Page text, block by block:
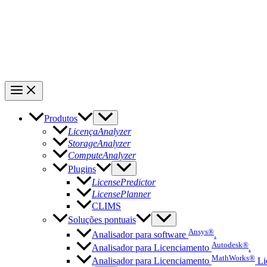
Produtos
LicençaAnalyzer
StorageAnalyzer
ComputeAnalyzer
Plugins
LicensePredictor
LicensePlanner
CLIMS
Soluções pontuais
Analisador para software Ansys®.
Analisador para Licenciamento Autodesk®.
Analisador para Licenciamento MathWorks®